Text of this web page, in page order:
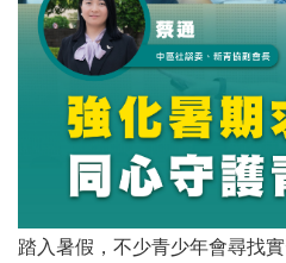
踏入暑假，不少青少年會尋找